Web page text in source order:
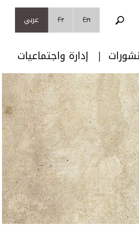
En
Fr عربي
إدارة واجتماعيات